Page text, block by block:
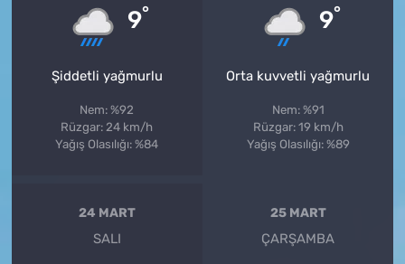
9°
Şiddetli yağmurlu
Nem: %92
Rüzgar: 24 km/h
Yağış Olasılığı: %84
9°
Orta kuvvetli yağmurlu
Nem: %91
Rüzgar: 19 km/h
Yağış Olasılığı: %89
24 MART
SALI
25 MART
ÇARŞAMBA